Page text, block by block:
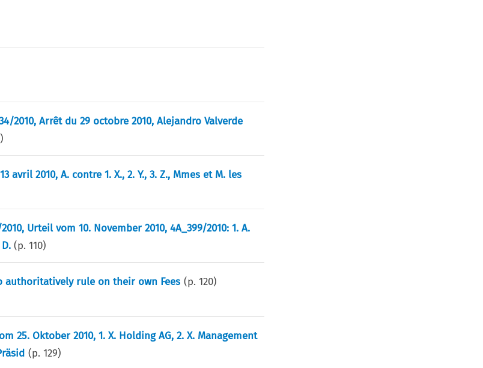
2010, Arrêt du 29 octobre 2010, Alejandro Valverde
)
2010, A. contre 1. X., 2. Y., 3. Z., Mmes et M. les
Urteil vom 10. November 2010, 4A_399/2010: 1. A.
D.(p.110)
rule on their own Fees (p.120)
25. Oktober 2010, 1. X. Holding AG, 2. X. Management
(p.129)